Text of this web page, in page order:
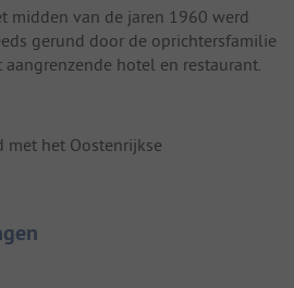
midden van de jaren 1960 werd
gerund door de oprichtersfamilie
hotel en restaurant.
met het Oostenrijkse